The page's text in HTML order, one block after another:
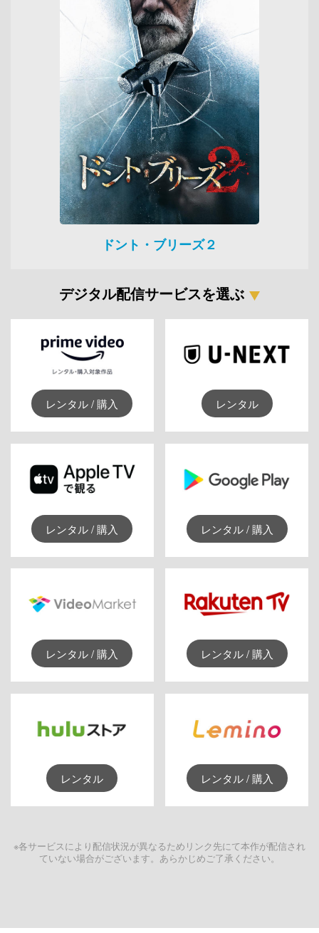
ドント・ブリーズ２
デジタル配信サービスを選ぶ
レンタル / 購入 レンタル
レンタル / 購入 レンタル / 購入
レンタル / 購入 レンタル / 購入
レンタル レンタル / 購入
※各サービスにより配信状況が異なるためリンク先にて本作が配信され
ていない場合がございます。あらかじめご了承ください。